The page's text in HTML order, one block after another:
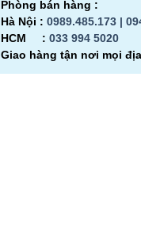
Phòng bán hàng :
Hà Nội : 0989.485.173 |
HCM : 033 994 5020
Giao hàng tận nơi mọi